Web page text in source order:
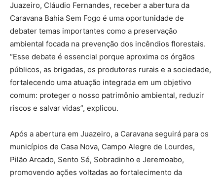
Juazeiro, Cláudio Fernandes, receber a abertura da
Caravana Bahia Sem Fogo é uma oportunidade de
debater temas importantes como a preservação
ambiental focada na prevenção dos incêndios florestais.
“Esse debate é essencial porque aproxima os órgãos
públicos, as brigadas, os produtores rurais e a sociedade,
fortalecendo uma atuação integrada em um objetivo
comum: proteger o nosso patrimônio ambiental, reduzir
riscos e salvar vidas”, explicou.
Após a abertura em Juazeiro, a Caravana seguirá para os
municípios de Casa Nova, Campo Alegre de Lourdes,
Pilão Arcado, Sento Sé, Sobradinho e Jeremoabo,
promovendo ações voltadas ao fortalecimento da